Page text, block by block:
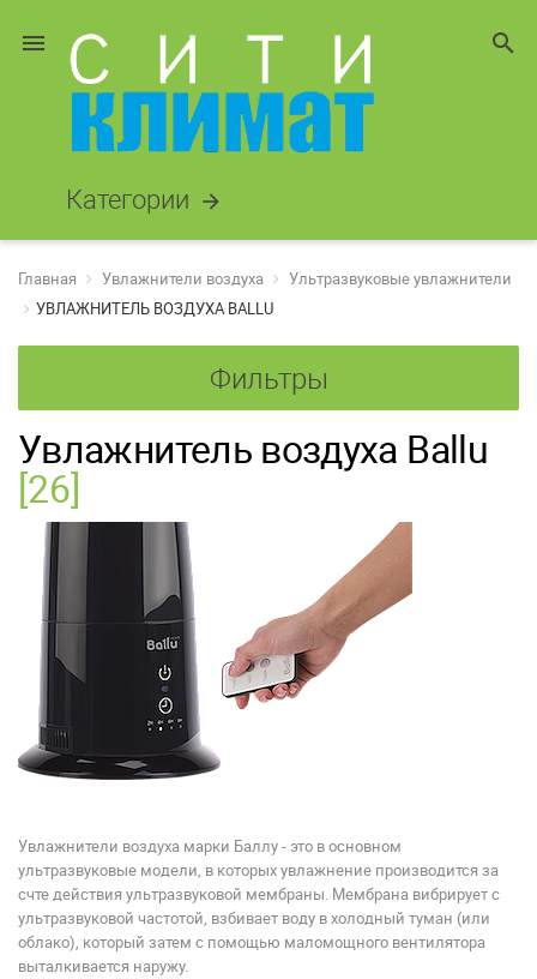
menu search
Категории arrow_forward
Главная Увлажнители воздуха
Ультразвуковые увлажнители
УВЛАЖНИТЕЛЬ ВОЗДУХА BALLU
Фильтры
Увлажнитель воздуха Ballu
[26]
Увлажнители воздуха марки Баллу - это в основном
ультразвуковые модели, в которых увлажнение производится за
счте действия ультразвуковой мембраны. Мембрана вибрирует с
ультразвуковой частотой, взбивает воду в холодный туман (или
облако), который затем с помощью маломощного вентилятора
выталкивается наружу.